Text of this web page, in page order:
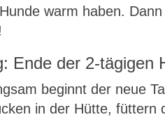
warm haben.
Ende der 2-tägigen
beginnt der neue
in der Hütte, füttern